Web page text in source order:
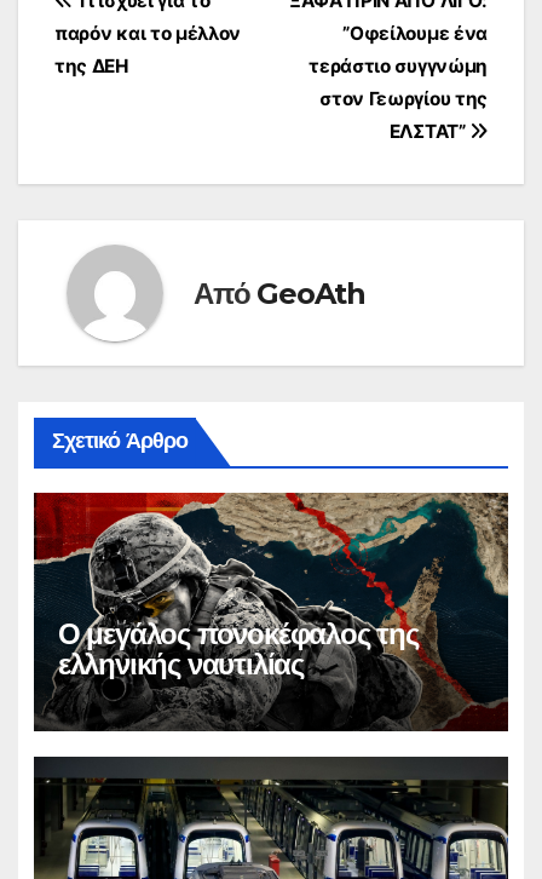
άρθρων
”Οφείλουμε ένα
τεράστιο συγγνώμη
στον Γεωργίου της
ΕΛΣΤΑΤ”
παρόν και το μέλλον
της ΔΕΗ
Από GeoAth
Σχετικό Άρθρο
Ο μεγάλος πονοκέφαλος της
ελληνικής ναυτιλίας